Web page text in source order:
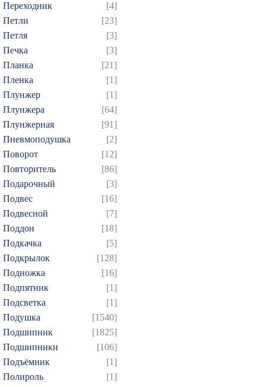
Переходник
[4]
Петли
[23]
Петля
[3]
Печка
[3]
Планка
[21]
Пленка
[1]
Плунжер
[1]
Плунжера
[64]
Плунжерная
[91]
Пневмоподушка
[2]
Поворот
[12]
Повторитель
[86]
Подарочный
[3]
Подвес
[16]
Подвесной
[7]
Поддон
[18]
Подкачка
[5]
Подкрылок
[128]
Подножка
[16]
Подпятник
[1]
Подсветка
[1]
Подушка
[1540]
Подшипник
[1825]
Подшипники
[106]
Подъёмник
[1]
Полироль
[1]